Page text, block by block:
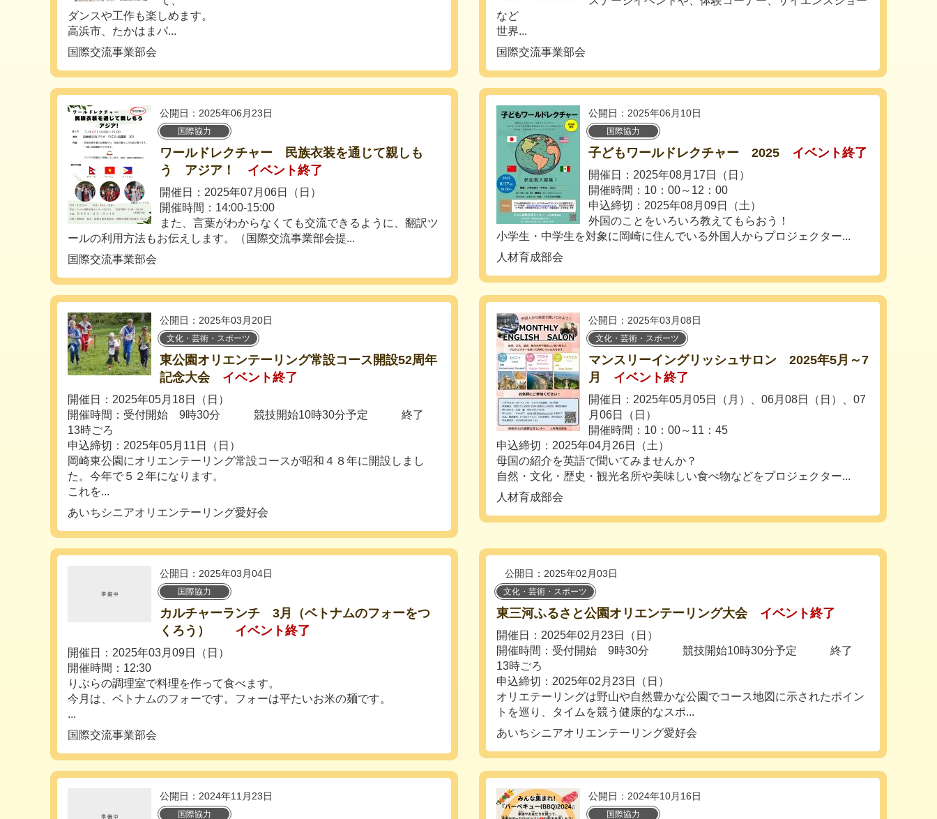
ダンスや工作も楽しめます。
高浜市、たかはまパ...
国際交流事業部会
など
世界...
国際交流事業部会
公開日：2025年06月23日
国際協力
ワールドレクチャー 民族衣装を通じて親しも
う アジア！
イベント終了
開催日：2025年07月06日（日）
開催時間：14:00‐15:00
また、言葉がわからなくても交流できるように、翻訳ツ
ールの利用方法もお伝えします。（国際交流事業部会提...
国際交流事業部会
公開日：2025年06月10日
国際協力
子どもワールドレクチャー 2025 イベント終了
開催日：2025年08月17日（日）
開催時間：10：00～12：00
申込締切：2025年08月09日（土）
外国のことをいろいろ教えてもらおう！
小学生・中学生を対象に岡崎に住んでいる外国人からプロジェクター...
人材育成部会
公開日：2025年03月20日
文化・芸術・スポーツ
東公園オリエンテーリング常設コース開設52周年
記念大会
イベント終了
開催日：2025年05月18日（日）
開催時間：受付開始 9時30分 競技開始10時30分予定 終了
13時ごろ
申込締切：2025年05月11日（日）
岡崎東公園にオリエンテーリング常設コースが昭和４８年に開設しまし
た。今年で５２年になります。
これを...
あいちシニアオリエンテーリング愛好会
公開日：2025年03月08日
文化・芸術・スポーツ
マンスリーイングリッシュサロン 2025年5月～7
月
イベント終了
開催日：2025年05月05日（月）、06月08日（日）、07
月06日（日）
開催時間：10：00～11：45
申込締切：2025年04月26日（土）
母国の紹介を英語で聞いてみませんか？
自然・文化・歴史・観光名所や美味しい食べ物などをプロジェクター...
人材育成部会
公開日：2025年03月04日
国際協力
カルチャーランチ 3月（ベトナムのフォーをつ
くろう）
イベント終了
開催日：2025年03月09日（日）
開催時間：12:30
りぶらの調理室で料理を作って食べます。
今月は、ベトナムのフォーです。フォーは平たいお米の麺です。
...
国際交流事業部会
公開日：2025年02月03日
文化・芸術・スポーツ
東三河ふるさと公園オリエンテーリング大会 イベント終了
開催日：2025年02月23日（日）
開催時間：受付開始 9時30分 競技開始10時30分予定 終了
13時ごろ
申込締切：2025年02月23日（日）
オリエテーリングは野山や自然豊かな公園でコース地図に示されたポイン
トを巡り、タイムを競う健康的なスポ...
あいちシニアオリエンテーリング愛好会
公開日：2024年11月23日
国際協力
公開日：2024年10月16日
国際協力